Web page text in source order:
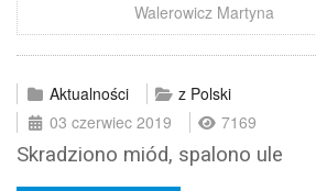
Walerowicz Martyna
Aktualności
z Polski
03 czerwiec 2019
7169
Skradziono miód, spalono ule